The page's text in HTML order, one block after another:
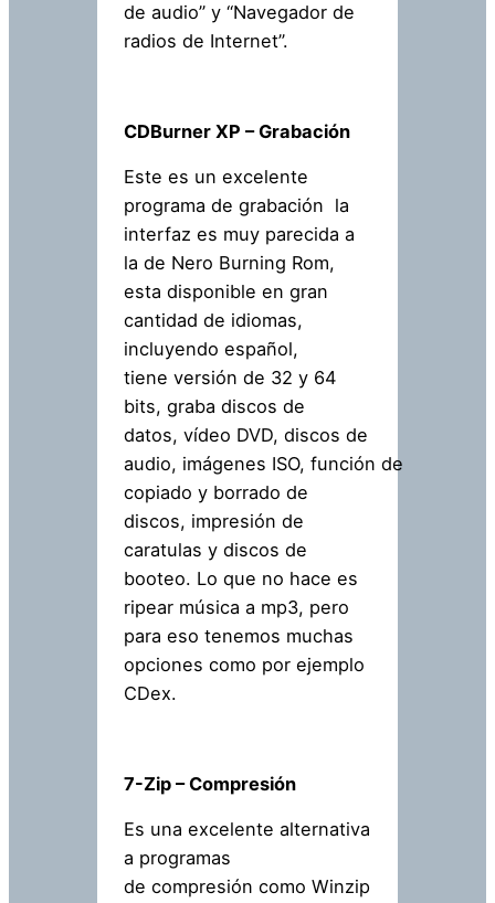
de audio” y “Navegador de
radios de Internet”.
CDBurner XP – Grabación
Este es un excelente
programa de grabación la
interfaz es muy parecida a
la de Nero Burning Rom,
esta disponible en gran
cantidad de idiomas,
incluyendo español,
tiene versión de 32 y 64
bits, graba discos de
datos, vídeo DVD, discos de
audio, imágenes ISO, función de
copiado y borrado de
discos, impresión de
caratulas y discos de
booteo. Lo que no hace es
ripear música a mp3, pero
para eso tenemos muchas
opciones como por ejemplo
CDex.
7-Zip – Compresión
Es una excelente alternativa
a programas
de compresión como Winzip